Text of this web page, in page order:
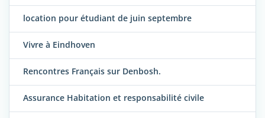
location pour étudiant de juin septembre
Vivre à Eindhoven
Rencontres Français sur Denbosh.
Assurance Habitation et responsabilité civile